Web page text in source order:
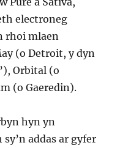
electroneg
rhoi mlaen
(o Detroit, y dyn
Orbital (o
(o Gaeredin).
hyn yn
addas ar gyfer